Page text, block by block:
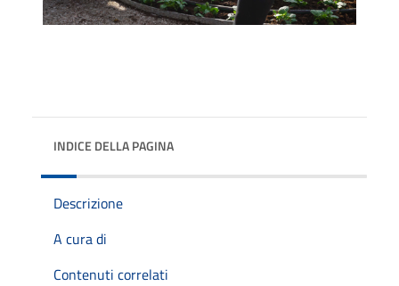
INDICE DELLA PAGINA
Descrizione
A cura di
Contenuti correlati